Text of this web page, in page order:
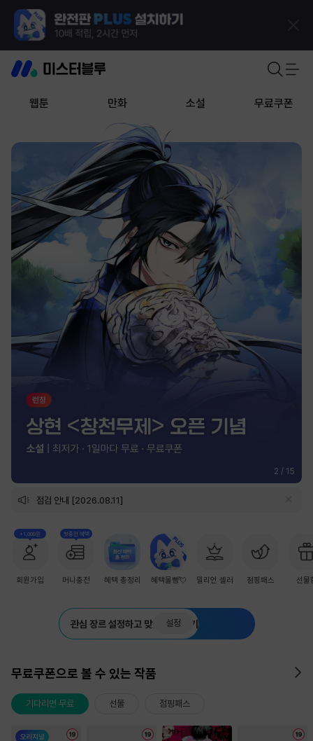
웹툰 만화 소설 무료쿠폰
2 / 15
점검 안내 [2026.08.11]
+1,000원
회원가입
첫충전 혜택
머니충전 혜택 총정리 혜택몰빵💘 밀리언 셀러 점핑패스 선물
관심 장르 설정하고 맞춤 추천 받기
설정
무료쿠폰으로 볼 수 있는 작품
기다리면 무료 선물 점핑패스